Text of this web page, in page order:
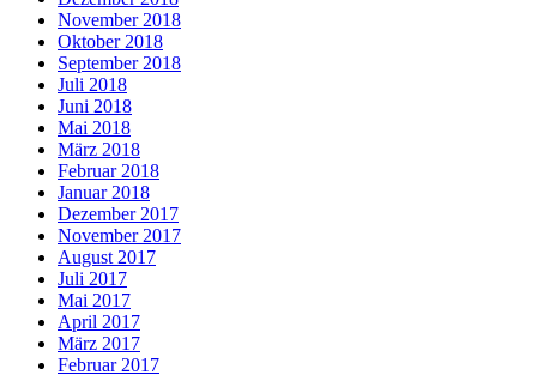
November 2018
Oktober 2018
September 2018
Juli 2018
Juni 2018
Mai 2018
März 2018
Februar 2018
Januar 2018
Dezember 2017
November 2017
August 2017
Juli 2017
Mai 2017
April 2017
März 2017
Februar 2017